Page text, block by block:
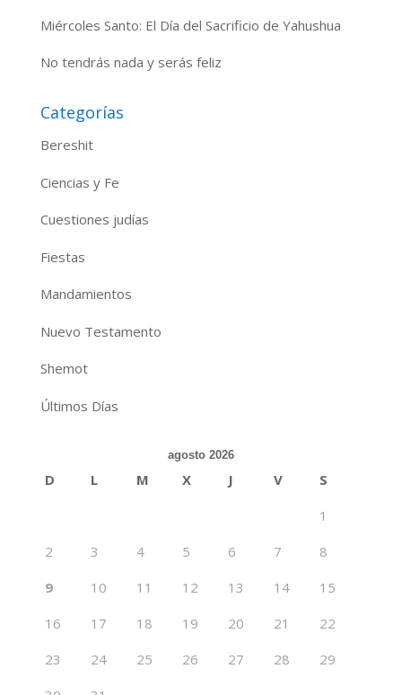
Miércoles Santo: El Día del Sacrificio de Yahushua
No tendrás nada y serás feliz
Categorías
Bereshit
Ciencias y Fe
Cuestiones judías
Fiestas
Mandamientos
Nuevo Testamento
Shemot
Últimos Días
agosto 2026
D L M X J V
S
1
2
3 4 5 6 7
8
9
10 11 12 13 14
15
16
17 18 19 20 21
22
23
24 25 26 27 28
29